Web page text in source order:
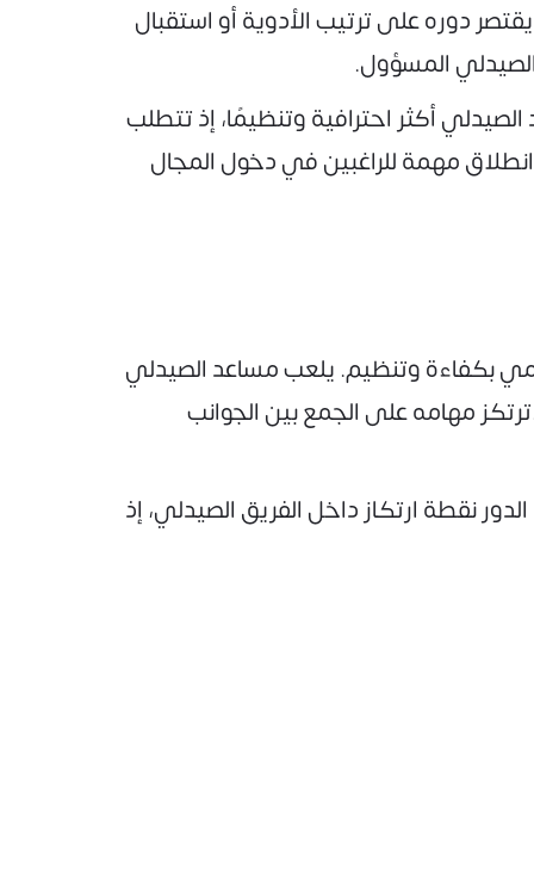
دوره على ترتيب الأدوية أو استقبال
المسؤول.
أكثر احترافية وتنظيمًا، إذ تتطلب
مهمة للراغبين في دخول المجال
بكفاءة وتنظيم. يلعب مساعد الصيدلي
مهامه على الجمع بين الجوانب
نقطة ارتكاز داخل الفريق الصيدلي، إذ